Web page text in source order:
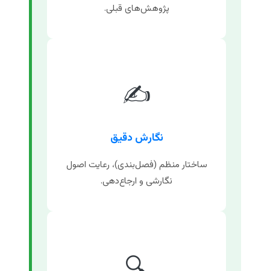
پژوهش‌های قبلی.
✍️
نگارش دقیق
ساختار منظم (فصل‌بندی)، رعایت اصول
نگارشی و ارجاع‌دهی.